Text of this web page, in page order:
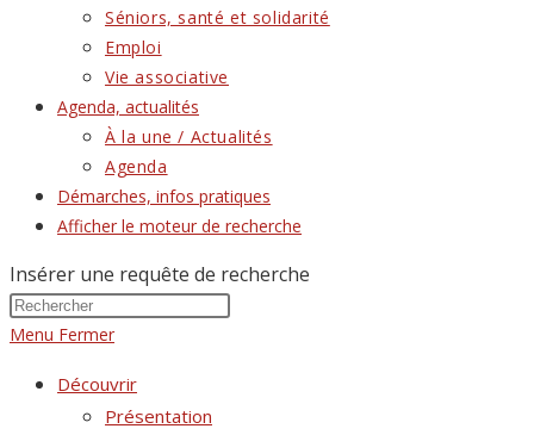
Séniors, santé et solidarité
Emploi
Vie associative
Agenda, actualités
À la une / Actualités
Agenda
Démarches, infos pratiques
Afficher le moteur de recherche
Insérer une requête de recherche
Menu Fermer
Découvrir
Présentation